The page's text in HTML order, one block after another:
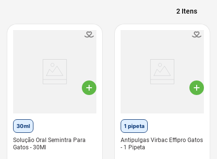
2
30ml
Solução Oral Semintra Para
Gatos - 30Ml
1 pipeta
Antipulgas Virbac Effipro Gatos
- 1 Pipeta